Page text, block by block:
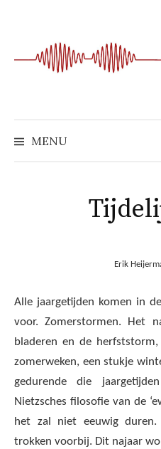
springen
MENU
Erik
Alle jaargetijden komen in
voor. Zomerstormen. Het
bladeren en de
zomerweken, een stukje
gedurende die
Nietzsches filosofie van de
het zal niet eeuwig duren.
trokken voorbij. Dit najaar